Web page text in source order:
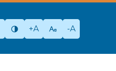
+A -A